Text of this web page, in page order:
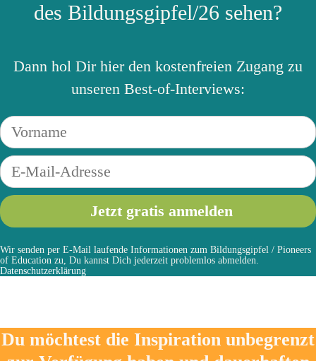
des Bildungsgipfel/26 sehen?
Dann hol Dir hier den kostenfreien Zugang zu
unseren Best-of-Interviews:
Wir senden per E-Mail laufende Informationen zum Bildungsgipfel / Pioneers
of Education zu, Du kannst Dich jederzeit problemlos abmelden.
Datenschutzerklärung
Du möchtest die Inspiration unbegrenzt